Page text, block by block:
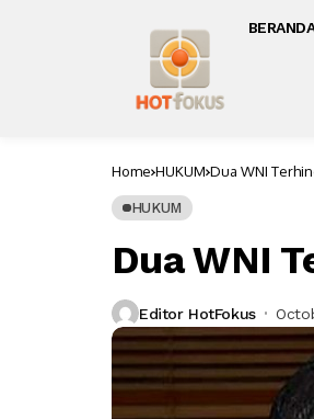
Home HUKUM Dua WNI
HUKUM
Dua WNI
Editor HotFokus